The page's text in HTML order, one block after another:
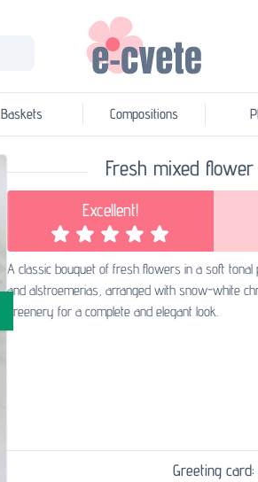
Baskets Compositions
Fresh mixed
Excellent!
A classic bouquet of fresh flowers in a soft tonal
and alstroemerias, arranged with snow-white
greenery for a complete and elegant look.
Greeting card: